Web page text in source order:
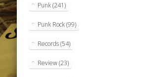
Punk(241)
Punk Rock(99)
Records(54)
Review(23)